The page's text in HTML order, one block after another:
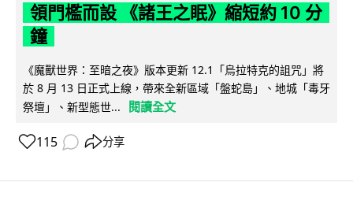
領門檻而設 《諸王之眠》縮短約 10 分
鐘
《魔獸世界：至暗之夜》版本更新 12.1「烏拉特克的詛咒」將
於 8 月 13 日正式上線，帶來全新區域「盤蛇島」、地城「毒牙
祭壇」、新型態世...
閱讀全文
115 分享